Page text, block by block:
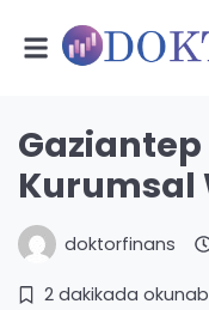
Gaziantep
Kurumsal
doktorfinans
2 dakikada